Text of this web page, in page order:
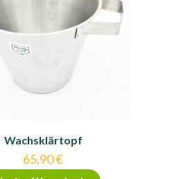
Wachsklärtopf
65,90€